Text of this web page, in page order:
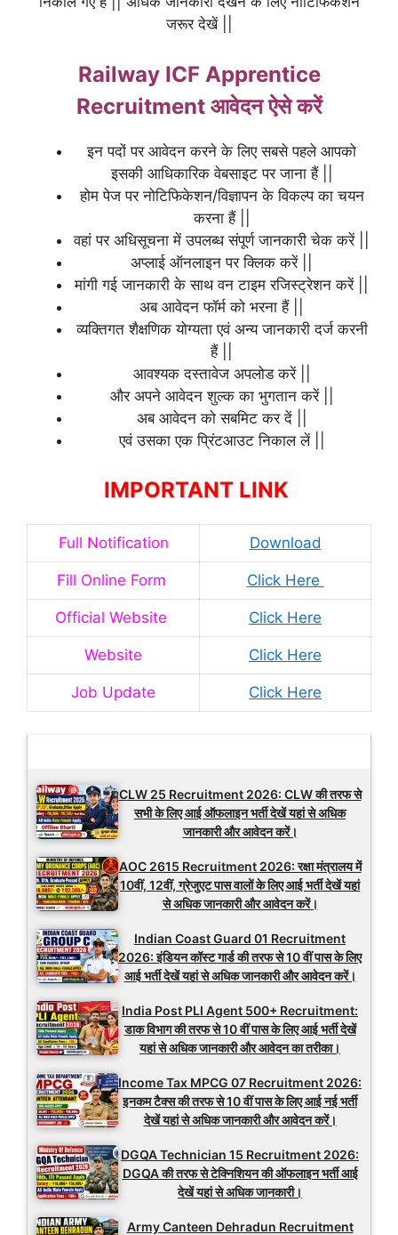
जरूर देखें ||
Railway ICF Apprentice
Recruitment आवेदन ऐसे करें
इन पदों पर आवेदन करने के लिए सबसे पहले आपको
इसकी आधिकारिक वेबसाइट पर जाना हैं ||
होम पेज पर नोटिफिकेशन/विज्ञापन के विकल्प का चयन
करना हैं ||
वहां पर अधिसूचना में उपलब्ध संपूर्ण जानकारी चेक करें ||
अप्लाई ऑनलाइन पर क्लिक करें ||
मांगी गई जानकारी के साथ वन टाइम रजिस्ट्रेशन करें ||
अब आवेदन फॉर्म को भरना हैं ||
व्यक्तिगत शैक्षणिक योग्यता एवं अन्य जानकारी दर्ज करनी
हैं ||
आवश्यक दस्तावेज अपलोड करें ||
और अपने आवेदन शुल्क का भुगतान करें ||
अब आवेदन को सबमिट कर दें ||
एवं उसका एक प्रिंटआउट निकाल लें ||
IMPORTANT LINK
Full Notification Download
Fill Online Form Click Here
Official Website Click Here
Website Click Here
Job Update Click Here
CLW 25 Recruitment 2026: CLW की तरफ से
सभी के लिए आई ऑफलाइन भर्ती देखें यहां से अधिक
जानकारी और आवेदन करें।
AOC 2615 Recruitment 2026: रक्षा मंत्रालय में
10वीं, 12वीं, ग्रेजुएट पास वालों के लिए आई भर्ती देखें यहां
से अधिक जानकारी और आवेदन करें।
Indian Coast Guard 01 Recruitment
2026: इंडियन कॉस्ट गार्ड की तरफ से 10 वीं पास के लिए
आई भर्ती देखें यहां से अधिक जानकारी और आवेदन करें।
India Post PLI Agent 500+ Recruitment:
डाक विभाग की तरफ से 10 वीं पास के लिए आई भर्ती देखें
यहां से अधिक जानकारी और आवेदन का तरीका।
Income Tax MPCG 07 Recruitment 2026:
इनकम टैक्स की तरफ से 10 वीं पास के लिए आई नई भर्ती
देखें यहां से अधिक जानकारी और आवेदन करें।
DGQA Technician 15 Recruitment 2026:
DGQA की तरफ से टेक्निशियन की ऑफलाइन भर्ती आई
देखें यहां से अधिक जानकारी।
Army Canteen Dehradun Recruitment